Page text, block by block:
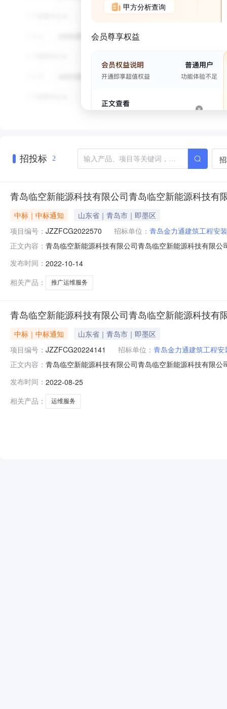
甲方分析查询
会员尊享权益
招投标 2
青岛临空新能源科技有限公司青岛临空新能源科技
中标｜中标通知
山东省｜青岛市｜即墨区
项目编号： JZZFCG2022570 招标单位： 青岛金力通建筑工程安
正文内容： 青岛临空新能源科技有限公司青岛临空新能源科技有限
分布式光伏发电项目）推广运维服务四、招标公告发布
发布时间： 2022-10-14
相关产品：
推广运维服务
青岛临空新能源科技有限公司青岛临空新能源科技
中标｜中标通知
山东省｜青岛市｜即墨区
项目编号： JZZFCG20224141 招标单位： 青岛金力通建筑工程安
正文内容： 青岛临空新能源科技有限公司青岛临空新能源科技有限
服务二次发布四、招标公告发布日期:2022-08-11五、开
司中标金
发布时间： 2022-08-25
相关产品：
运维服务